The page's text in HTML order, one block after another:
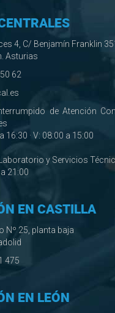
4, C/ Benjamín Franklin
Asturias
62
de Atención
16:30 · V: 08:00 a 15:00
y Servicios
21:00
EN CASTILLA
Nº 25, planta baja
475
EN LEÓN